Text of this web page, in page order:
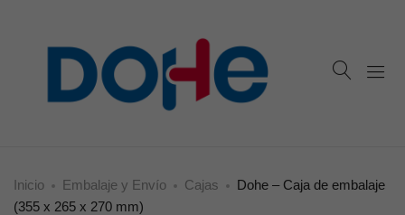
Inicio Embalaje y Envío Cajas
Dohe – Caja de embalaje
(355 x 265 x 270 mm)